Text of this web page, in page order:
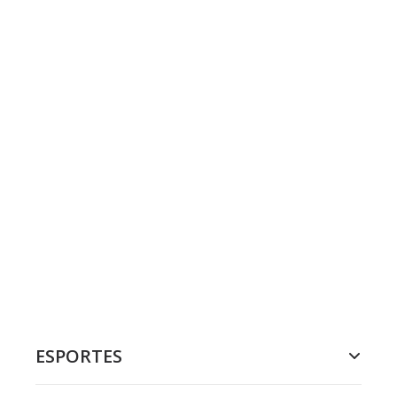
ESPORTES